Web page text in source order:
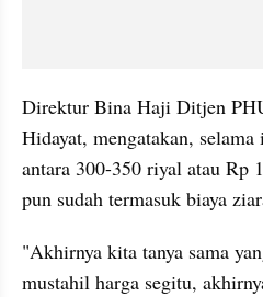
Direktur Bina Haji Ditjen
Hidayat, mengatakan,
antara 300-350 riyal atau Rp
pun sudah termasuk biaya
"Akhirnya kita tanya sama
mustahil harga segitu,